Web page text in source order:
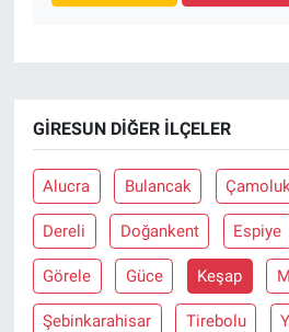
GIRESUN DIĞER İLÇELER
Alucra Bulancak
Dereli Doğankent Espiye
Görele Güce Keşap
Şebinkarahisar Tirebolu